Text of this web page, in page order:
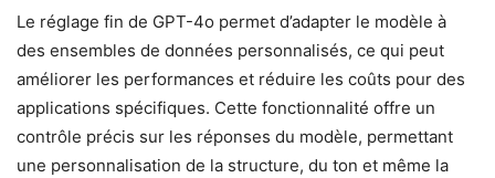
Le réglage fin de GPT-4o permet d’adapter le modèle à
des ensembles de données personnalisés, ce qui peut
améliorer les performances et réduire les coûts pour des
applications spécifiques. Cette fonctionnalité offre un
contrôle précis sur les réponses du modèle, permettant
une personnalisation de la structure, du ton et même la